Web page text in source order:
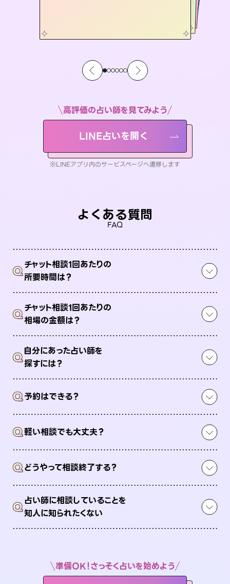
高評価の占い師を見てみよう
LINE占いを開く
※LINEアプリ内のサービスページへ遷移します
よくある質問
FAQ
Qチャット相談1回あたりの
所要時間は？
Qチャット相談1回あたりの
相場の金額は？
Q自分にあった占い師を
探すには？
Q予約はできる？
Q軽い相談でも大丈夫？
Qどうやって相談終了する？
Q占い師に相談していることを
知人に知られたくない
準備OK！さっそく占いを始めよう